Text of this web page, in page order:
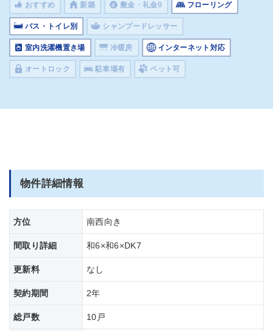
おすすめ 新築 敷金・礼金0 フローリング
バス・トイレ別 シャンプードレッサー
室内洗濯機置き場 冷暖房 インターネット対応
オートロック 駐車場有 ペット可
物件詳細情報
方位 南西向き
間取り詳細 和6×和6×DK7
更新料 なし
契約期間 2年
総戸数 10戸